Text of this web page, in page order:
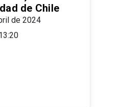
de Chile
de 2024